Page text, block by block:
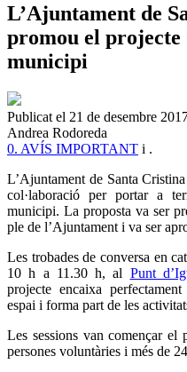
L’Ajuntament de
promou el
municipi
Publicat el 21 de desembre
Andrea Rodoreda
0. AVÍS IMPORTANT i .
L’Ajuntament de Santa
col·laboració per portar a
municipi. La proposta va ser
ple de l’Ajuntament i va ser
Les trobades de conversa en
10 h a 11.30 h, al Punt
projecte encaixa
espai i forma part de les
Les sessions van començar el
persones voluntàries i més de